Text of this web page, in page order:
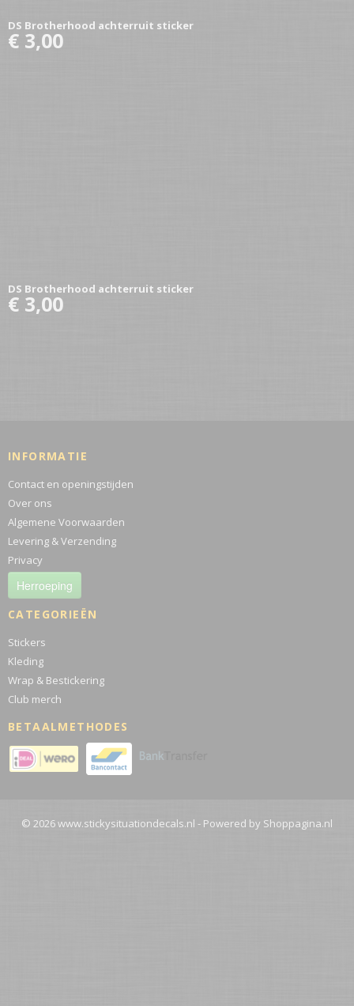
DS Brotherhood achterruit sticker
€ 3,00
DS Brotherhood achterruit sticker
€ 3,00
INFORMATIE
Contact en openingstijden
Over ons
Algemene Voorwaarden
Levering & Verzending
Privacy
Herroeping
CATEGORIEËN
Stickers
Kleding
Wrap & Bestickering
Club merch
BETAALMETHODES
© 2026 www.stickysituationdecals.nl - Powered by Shoppagina.nl